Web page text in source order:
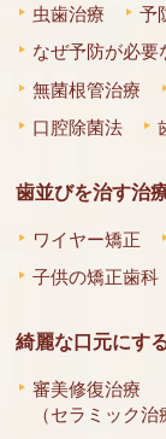
虫歯治療
予
なぜ予防が必要
無菌根管治療
口腔除菌法
歯並びを治す治
ワイヤー矯正
子供の矯正歯科
綺麗な口元にす
審美修復治療
（セラミック治